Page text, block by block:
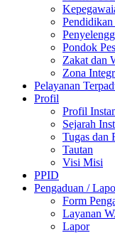
Pendidikan
Pondok
Zakat dan
Zona
Pelayanan
Profil
Profil
Sejarah
Tugas dan
Tautan
Visi Misi
PPID
Pengaduan /
Form
Layanan
Lapor